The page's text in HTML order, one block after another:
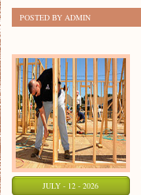
POSTED BY ADMIN
JULY - 12 - 2026